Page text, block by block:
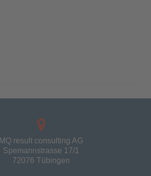
MQ result consulting AG
Spemannstrasse 17/1
72076 Tübingen